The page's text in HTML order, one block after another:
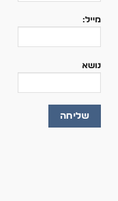
מייל:
נושא